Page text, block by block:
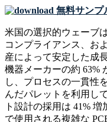
無料サンプ
米国の選択的ウェーブ
コンプライアンス、お
産によって安定した成
機器メーカーの約 63%
し、プロセスの一貫性
んだパレットを利用し
ト設計の採用は 41%
で使用される複雑な